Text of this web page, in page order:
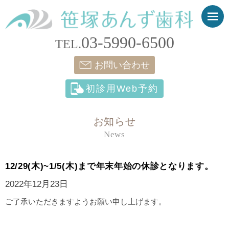
TEL.03-5990-6500
お問い合わせ
初診用Web予約
お知らせ
News
12/29(木)~1/5(木)まで年末年始の休診となります。
2022年12月23日
ご了承いただきますようお願い申し上げます。